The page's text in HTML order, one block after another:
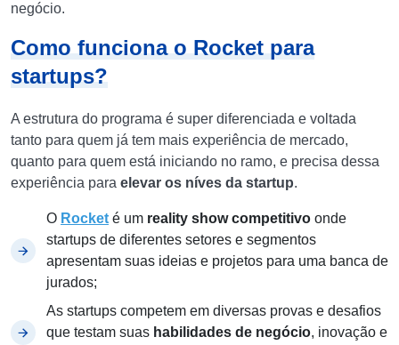
negócio.
Como funciona o Rocket para
startups?
A estrutura do programa é super diferenciada e voltada
tanto para quem já tem mais experiência de mercado,
quanto para quem está iniciando no ramo, e precisa dessa
experiência para elevar os níves da startup.
O Rocket é um reality show competitivo onde
startups de diferentes setores e segmentos
apresentam suas ideias e projetos para uma banca de
jurados;
As startups competem em diversas provas e desafios
que testam suas habilidades de negócio, inovação e